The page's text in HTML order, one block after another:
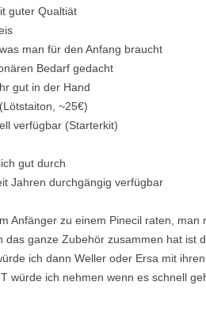
guter Qualtiät
man für den Anfang braucht
Bedarf gedacht
gut in der Hand
(Lötstaiton, ~25€)
verfügbar (Starterkit)
gut durch
Jahren durchgängig verfügbar
Anfänger zu einem Pinecil raten, man
das ganze Zubehör zusammen hat ist
ich dann Weller oder Ersa mit
würde ich nehmen wenn es schnell